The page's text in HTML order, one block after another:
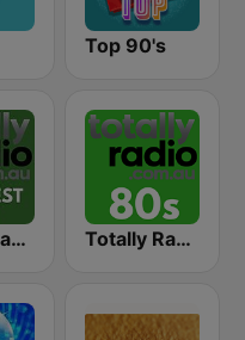
Top 90's
Totally Radio Greatest Hits Totally Radio 80s